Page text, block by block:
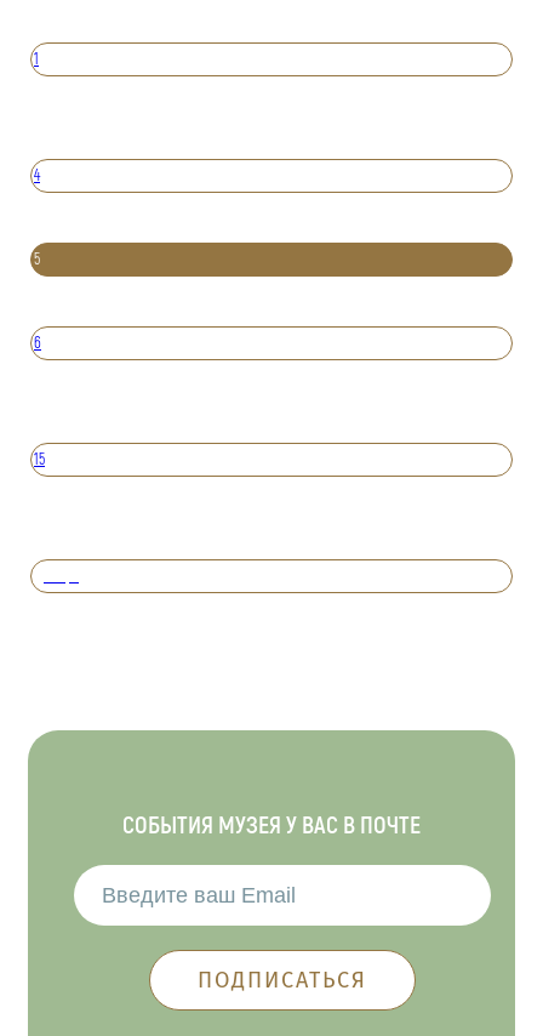
1
4
5
6
15
СОБЫТИЯ МУЗЕЯ У ВАС В ПОЧТЕ